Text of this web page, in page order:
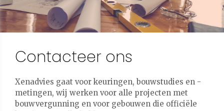
Contacteer ons
Xenadvies gaat voor keuringen, bouwstudies en -
metingen, wij werken voor alle projecten met
bouwvergunning en voor gebouwen die officiële